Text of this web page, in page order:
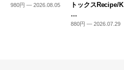
980円 — 2026.08.05
トックスRecipe/K
…
880円 — 2026.07.29